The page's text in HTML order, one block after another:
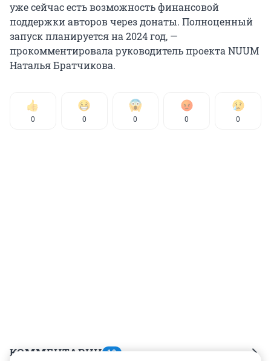
уже сейчас есть возможность финансовой
поддержки авторов через донаты. Полноценный
запуск планируется на 2024 год, —
прокомментировала руководитель проекта NUUM
Наталья Братчикова.
0 0 0 0 0
КОММЕНТАРИИ 10